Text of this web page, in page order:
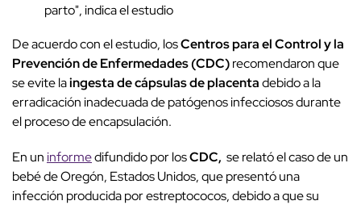
parto", indica el estudio
De acuerdo con el estudio, losCentros para el Control y la
Prevención de Enfermedades (CDC)recomendaron que
se evite laingesta de cápsulas de placentadebido a la
erradicación inadecuada de patógenos infecciosos durante
el proceso de encapsulación.
En un informedifundido por losCDC, se relató el caso de un
bebé de Oregón, Estados Unidos, que presentó una
infección producida por estreptococos, debido a que su